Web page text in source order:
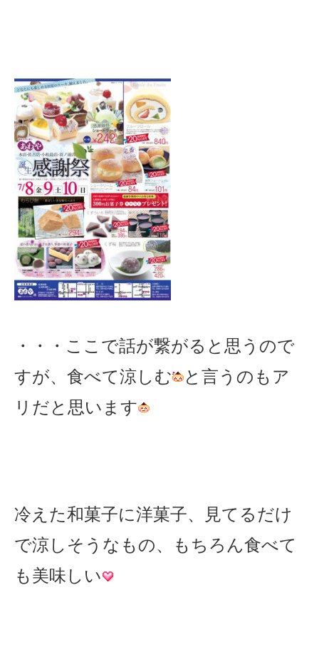
・・・ここで話が繋がると思うので
すが、食べて涼しむ
と言うのもア
リだと思います
冷えた和菓子に洋菓子、見てるだけ
で涼しそうなもの、もちろん食べて
も美味しい